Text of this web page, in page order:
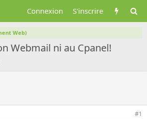
Connexion S'inscrire
Web)
Webmail ni au Cpanel!
#1